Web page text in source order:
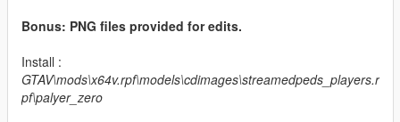
Bonus: PNG files provided for edits.
Install :
GTAV\mods\x64v.rpf\models\cdimages\streamedpeds_players.r
pf\palyer_zero